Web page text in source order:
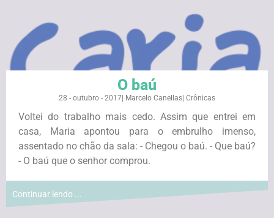
O baú
28 - outubro - 2017 Marcelo Canellas Crônicas
Voltei do trabalho mais cedo. Assim que entrei em
casa, Maria apontou para o embrulho imenso,
assentado no chão da sala: - Chegou o baú. - Que baú?
- O baú que o senhor comprou.
Continuar lendo ...